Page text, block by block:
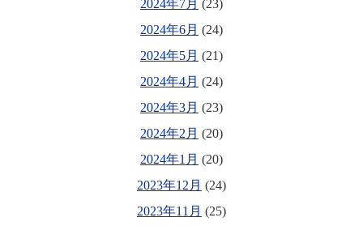
2024年7月 (23)
2024年6月 (24)
2024年5月 (21)
2024年4月 (24)
2024年3月 (23)
2024年2月 (20)
2024年1月 (20)
2023年12月 (24)
2023年11月 (25)